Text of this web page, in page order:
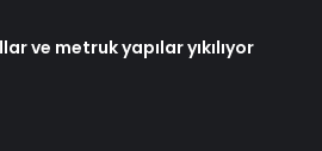
ve metruk yapılar yıkılıyor